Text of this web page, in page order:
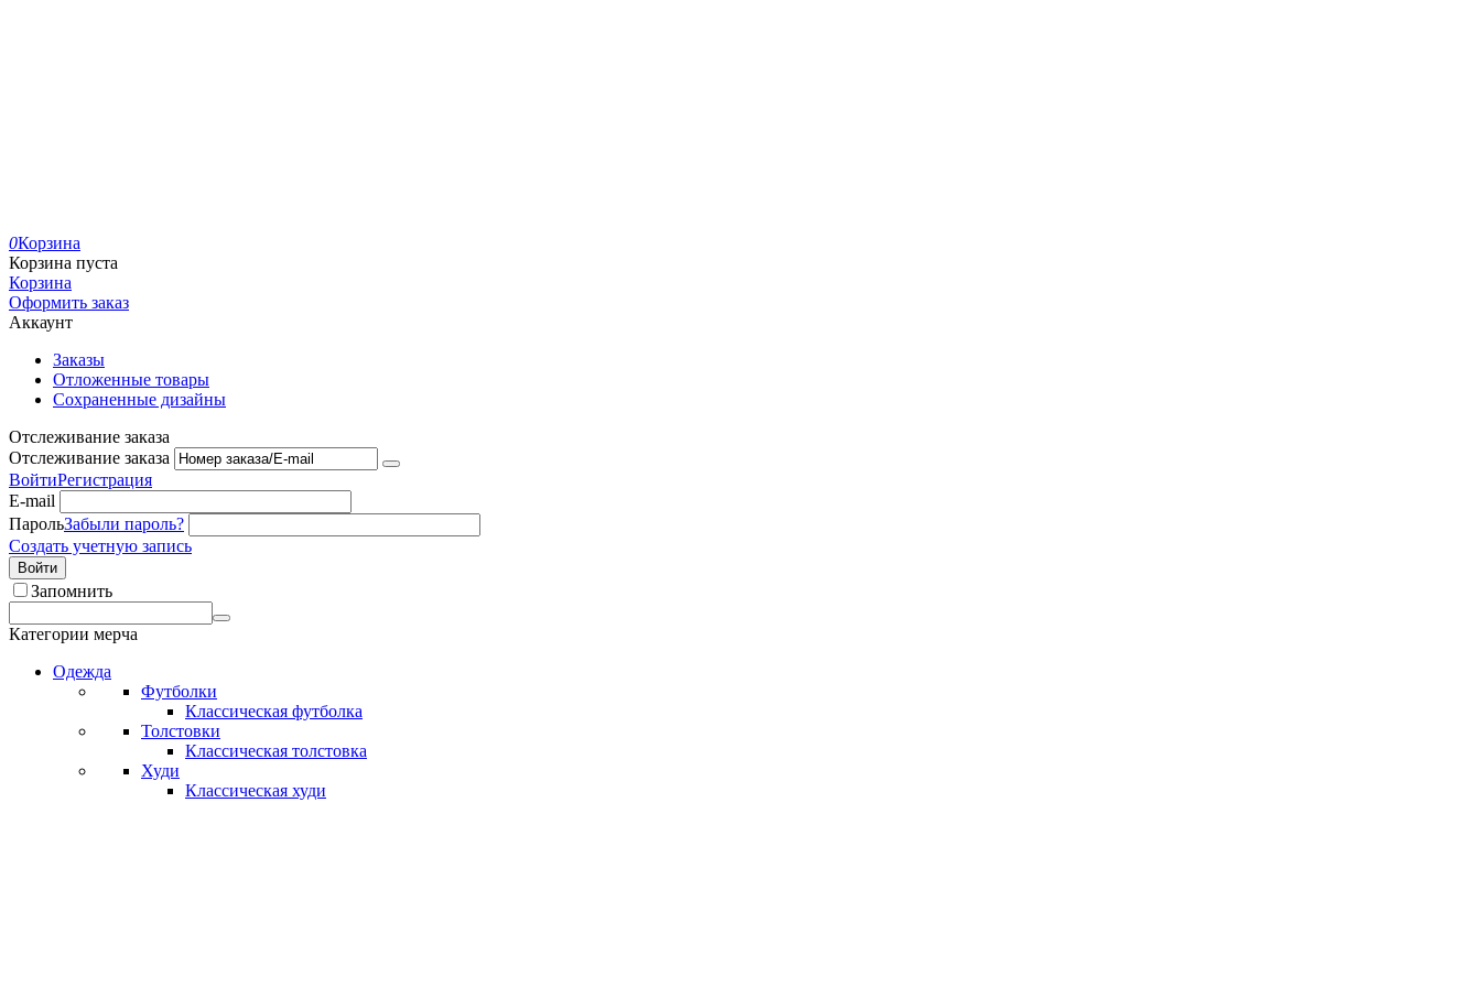
0Корзина
Корзина пуста
Корзина
Оформить заказ
Аккаунт
Заказы
Отложенные товары
Сохраненные дизайны
Отслеживание заказа
Отслеживание заказа
ВойтиРегистрация
E-mail
ПарольЗабыли пароль?
Создать учетную запись
Войти
Запомнить
Категории мерча
Одежда
Футболки
Классическая футболка
Толстовки
Классическая толстовка
Худи
Классическая худи